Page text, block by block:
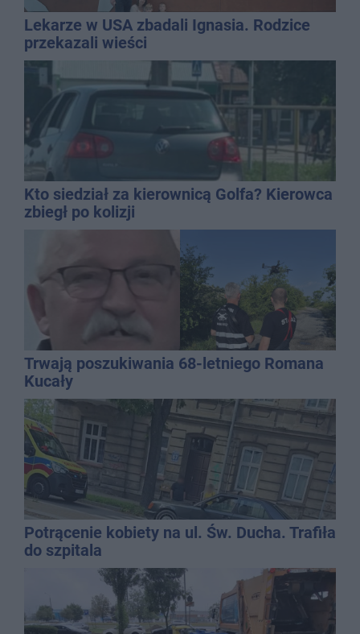
Lekarze w USA zbadali Ignasia. Rodzice
przekazali wieści
Kto siedział za kierownicą Golfa? Kierowca
zbiegł po kolizji
Trwają poszukiwania 68-letniego Romana
Kucały
Potrącenie kobiety na ul. Św. Ducha. Trafiła
do szpitala